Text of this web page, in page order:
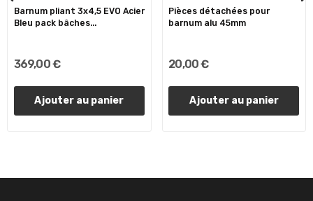
Barnum pliant 3x4,5 EVO Acier
Bleu pack bâches...
369,00 €
Ajouter au panier
Pièces détachées pour
barnum alu 45mm
20,00 €
Ajouter au panier